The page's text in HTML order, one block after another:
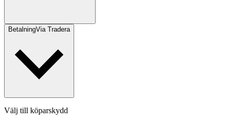
BetalningVia Tradera
Välj till köparskydd